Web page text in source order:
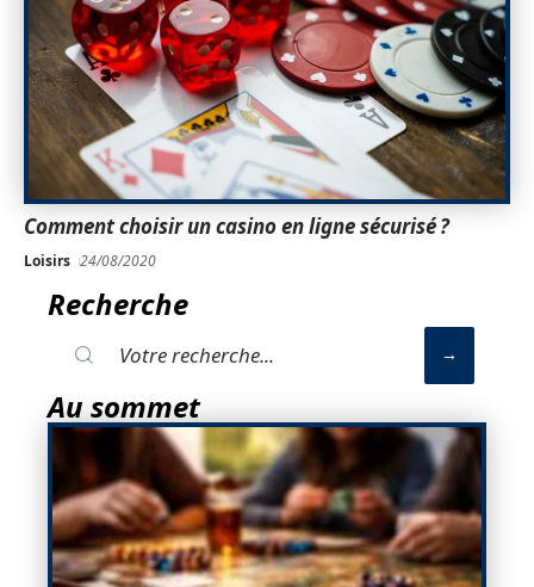
Comment choisir un casino en ligne sécurisé ?
Loisirs 24/08/2020
Recherche
Au sommet